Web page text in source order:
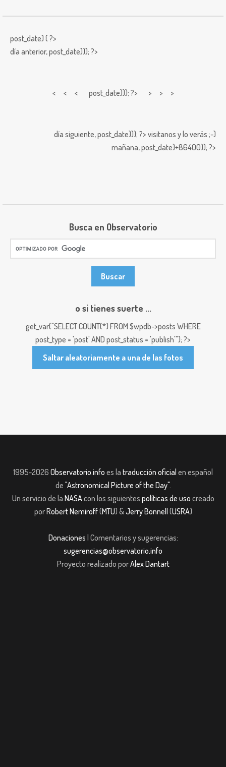
post_date) { ?>
día anterior,post_date))); ?>
< < < post_date))); ?> > > >
día siguiente,post_date))); ?> visitanos y lo verás ;-)
mañana,post_date)+86400)); ?>
Busca en Observatorio
o si tienes suerte ...
get_var("SELECT COUNT(*) FROM $wpdb->posts WHERE
post_type = 'post' AND post_status = 'publish'"); ?>
Saltar aleatoriamente a una de las fotos
1995-2026 Observatorio.info es la traducción oficial en español
de "Astronomical Picture of the Day".
Un servicio de la NASAcon los siguientes políticas de uso creado
porRobert Nemiroff(MTU) &Jerry Bonnell (USRA)
Donaciones | Comentarios y sugerencias:
sugerencias@observatorio.info
Proyecto realizado porAlex Dantart